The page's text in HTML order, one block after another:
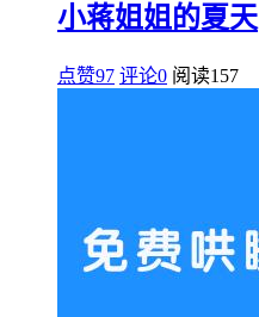
小蒋姐姐的夏天
点赞97 评论0 阅读157